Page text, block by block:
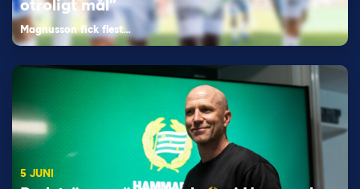
otroligt mål”
Magnusson fick flest…
5 JUNI